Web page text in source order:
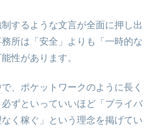
するような文言が全面に押し出
所は「安全」よりも「一時的な
性があります。
、ポケットワークのように長く
ずといっていいほど「プライバ
く稼ぐ」という理念を掲げてい